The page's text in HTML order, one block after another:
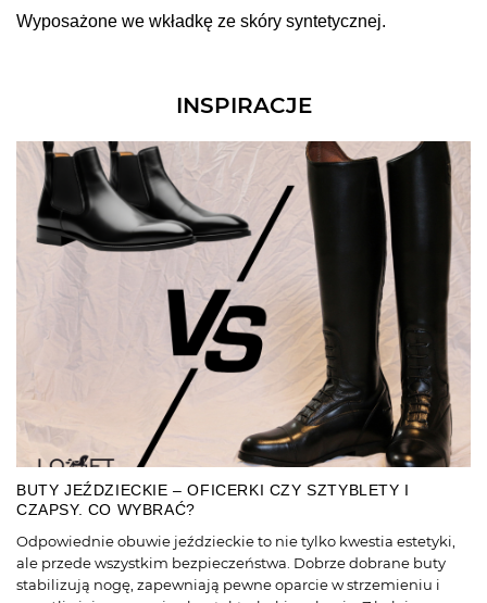
Wyposażone we wkładkę ze skóry syntetycznej.
INSPIRACJE
BUTY JEŹDZIECKIE – OFICERKI CZY SZTYBLETY I
CZAPSY. CO WYBRAĆ?
Odpowiednie obuwie jeździeckie to nie tylko kwestia estetyki,
ale przede wszystkim bezpieczeństwa. Dobrze dobrane buty
stabilizują nogę, zapewniają pewne oparcie w strzemieniu i